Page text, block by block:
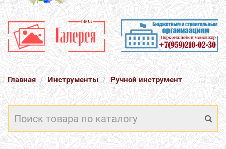
Главная Инструменты Ручной инструмент